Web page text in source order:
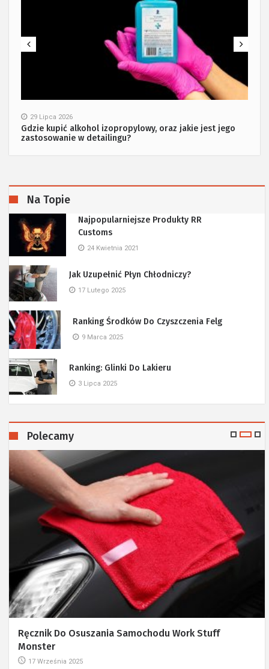
29 Lipca 2026
Gdzie kupić alkohol izopropylowy, oraz jakie jest jego
zastosowanie w detailingu?
Na Topie
Najpopularniejsze Produkty RR
Customs
24 Kwietnia 2021
Jak Uzupełnić Płyn Chłodniczy?
17 Lutego 2025
Ranking Środków Do Czyszczenia Felg
9 Marca 2025
Ranking: Glinki Do Lakieru
3 Lipca 2025
Polecamy
Ręcznik Do Osuszania Samochodu Work Stuff
Monster
17 Września 2025